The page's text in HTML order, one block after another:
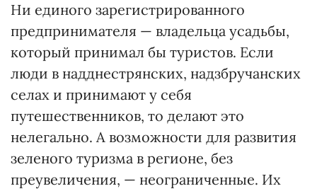
Ни единого зарегистрированного
предпринимателя — владельца усадьбы,
который принимал бы туристов. Если
люди в надднестрянских, надзбручанских
селах и принимают у себя
путешественников, то делают это
нелегально. А возможности для развития
зеленого туризма в регионе, без
преувеличения, — неограниченные. Их